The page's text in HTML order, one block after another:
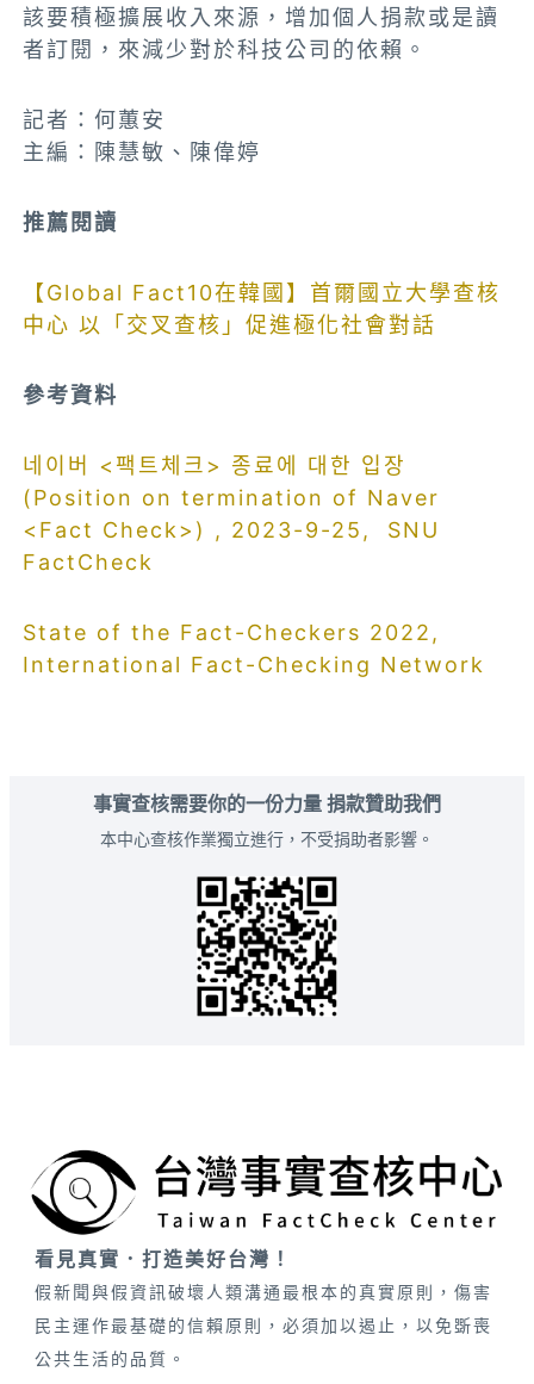
該要積極擴展收入來源，增加個人捐款或是讀
者訂閱，來減少對於科技公司的依賴。
記者：何蕙安
主編：陳慧敏、陳偉婷
推薦閱讀
【Global Fact10在韓國】首爾國立大學查核
中心 以「交叉查核」促進極化社會對話
參考資料
네이버 <팩트체크> 종료에 대한 입장
(Position on termination of Naver
<Fact Check>) , 2023-9-25, SNU
FactCheck
State of the Fact-Checkers 2022,
International Fact-Checking Network
事實查核需要你的一份力量 捐款贊助我們
本中心查核作業獨立進行，不受捐助者影響。
看見真實．打造美好台灣！
假新聞與假資訊破壞人類溝通最根本的真實原則，傷害
民主運作最基礎的信賴原則，必須加以遏止，以免斲喪
公共生活的品質。